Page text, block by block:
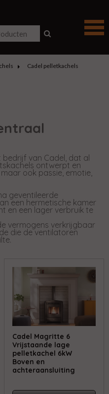
Cadel pelletkachels
van Cadel, dat al
ontwerpt en
ook passie, emotie,
geventileerde
een hermetische kamer
en een lager verbruik te
vermogens verkrijgbaar
die de ventilatoren
Cadel Magritte 6
Vrijstaande lage
pelletkachel 6kW
Boven en
achteraansluiting